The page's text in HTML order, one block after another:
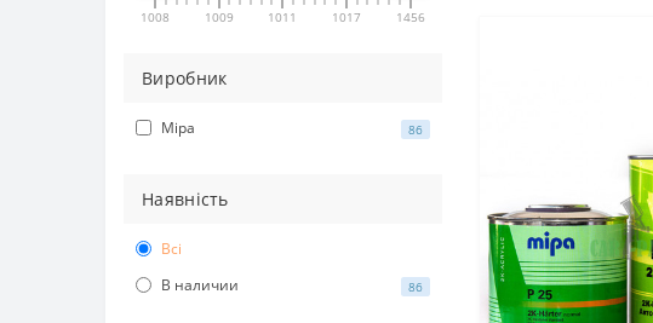
1008 1009 1011 1017 1456
Виробник
Mipa 86
Наявність
Всі
В наличии
86